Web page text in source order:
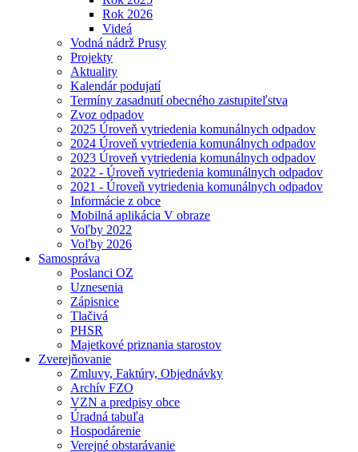
Rok 2026
Videá
Vodná nádrž Prusy
Projekty
Aktuality
Kalendár podujatí
Termíny zasadnutí obecného zastupiteľstva
Zvoz odpadov
2025 Úroveň vytriedenia komunálnych odpadov
2024 Úroveň vytriedenia komunálnych odpadov
2023 Úroveň vytriedenia komunálnych odpadov
2022 - Úroveň vytriedenia komunálnych odpadov
2021 - Úroveň vytriedenia komunálnych odpadov
Informácie z obce
Mobilná aplikácia V obraze
Voľby 2022
Voľby 2026
Samospráva
Poslanci OZ
Uznesenia
Zápisnice
Tlačivá
PHSR
Majetkové priznania starostov
Zverejňovanie
Zmluvy, Faktúry, Objednávky
Archív FZO
VZN a predpisy obce
Úradná tabuľa
Hospodárenie
Verejné obstarávanie